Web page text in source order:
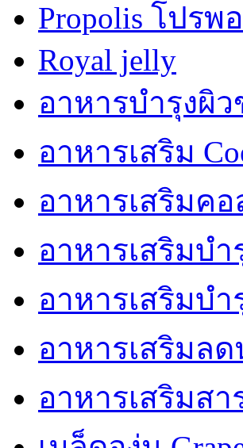
Propolis โปรพ
Royal jelly
อาหารบำรุงผิว
อาหารเสริม
อาหารเสริมคอ
อาหารเสริมบำ
อาหารเสริมบ
อาหารเสริมล
อาหารเสริมส